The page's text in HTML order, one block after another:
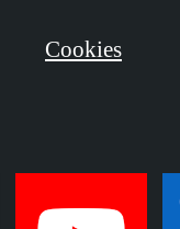
Cookies